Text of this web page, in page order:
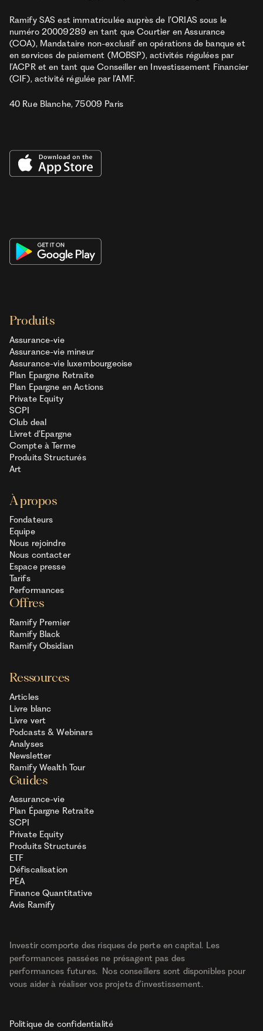
Ramify SAS est immatriculée auprès de l’ORIAS sous le
numéro 20009289 en tant que Courtier en Assurance
(COA), Mandataire non-exclusif en opérations de banque et
en services de paiement (MOBSP), activités régulées par
l’ACPR et en tant que Conseiller en Investissement Financier
(CIF), activité régulée par l’AMF.
40 Rue Blanche, 75009 Paris
Produits
Assurance-vie
Assurance-vie mineur
Assurance-vie luxembourgeoise
Plan Epargne Retraite
Plan Epargne en Actions
Private Equity
SCPI
Club deal
Livret d’Epargne
Compte à Terme
Produits Structurés
Art
À propos
Fondateurs
Equipe
Nous rejoindre
Nous contacter
Espace presse
Tarifs
Performances
Offres
Ramify Premier
Ramify Black
Ramify Obsidian
Ressources
Articles
Livre blanc
Livre vert
Podcasts & Webinars
Analyses
Newsletter
Ramify Wealth Tour
Guides
Assurance-vie
Plan Épargne Retraite
SCPI
Private Equity
Produits Structurés
ETF
Défiscalisation
PEA
Finance Quantitative
Avis Ramify
Investir comporte des risques de perte en capital. Les
performances passées ne présagent pas des
performances futures. Nos conseillers sont disponibles pour
vous aider à réaliser vos projets d’investissement.
Politique de confidentialité